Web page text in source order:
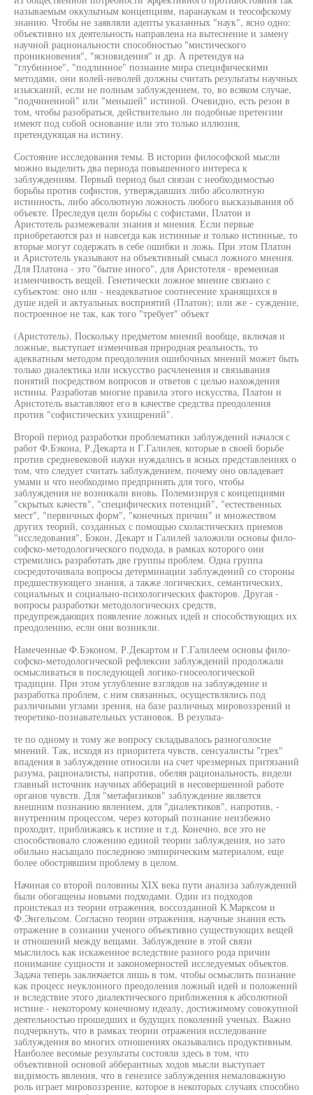
называемым оккультным концепциям, паранаукам и теософскому
знанию. Чтобы не заявляли адепты указанных "наук", ясно одно:
объективно их деятельность направлена на вытеснение и замену
научной рациональности способностью "мистического
проникновения", "ясновидения" и др. А претендуя на
"глубинное", "подлинное" познание мира специфическими
методами, они волей-неволей должны считать результаты научных
изысканий, если не полным заблуждением, то, во всяком случае,
"подчиненной" или "меньшей" истиной. Очевидно, есть резон в
том, чтобы разобраться, действительно ли подобные претензии
имеют под собой основание или это только иллюзия,
претендующая на истину.
Состояние исследования темы. В истории философской мысли
можно выделить два периода повышенного интереса к
заблуждениям. Первый период был связан с необходимостью
борьбы против софистов, утверждавших либо абсолютную
истинность, либо абсолютную ложность любого высказывания об
объекте. Преследуя цели борьбы с софистами, Платон и
Аристотель размежевали знания и мнения. Если первые
приобретаются раз и навсегда как истинные и только истинные, то
вторые могут содержать в себе ошибки и ложь. При этом Платон
и Аристотель указывают на объективный смысл ложного мнения.
Для Платона - это "бытие иного", для Аристотеля - временная
изменчивость вещей. Генетически ложное мнение связано с
субъектом: оно или - неадекватное соотнесение хранящихся в
душе идей и актуальных восприятий (Платон); или же - суждение,
построенное не так, как того "требует" объект
(Аристотель). Поскольку предметом мнений вообще, включая и
ложные, выступает изменчивая природная реальность, то
адекватным методом преодоления ошибочных мнений может быть
только диалектика или искусство расчленения и связывания
понятий посредством вопросов и ответов с целью нахождения
истины. Разработав многие правила этого искусства, Платон и
Аристотель выставляют его в качестве средства преодоления
против "софистических ухищрений".
Второй период разработки проблематики заблуждений начался с
работ Ф.Бэкона, Р.Декарта и Г.Галилея, которые в своей борьбе
против средневековой науки нуждались в ясных представлениях о
том, что следует считать заблуждением, почему оно овладевает
умами и что необходимо предпринять для того, чтобы
заблуждения не возникали вновь. Полемизируя с концепциями
"скрытых качеств", "специфических потенций", "естественных
мест", "первичных форм", "конечных причин" и множеством
других теорий, созданных с помощью схоластических приемов
"исследования", Бэкон, Декарт и Галилей заложили основы фило-
софско-методологического подхода, в рамках которого они
стремились разработать две группы проблем. Одна группа
сосредоточивала вопросы детерминации заблуждений со стороны
предшествующего знания, а также логических, семантических,
социальных и социально-психологических факторов. Другая -
вопросы разработки методологических средств,
предупреждающих появление ложных идей и способствующих их
преодолению, если они возникли.
Намеченные Ф.Бэконом, Р.Декартом и Г.Галилеем основы фило-
софско-методологической рефлексии заблуждений продолжали
осмысливаться в последующей логико-гносеологической
традиции. При этом углубление взглядов на заблуждение и
разработка проблем, с ним связанных, осуществлялись под
различными углами зрения, на базе различных мировоззрений и
теоретико-познавательных установок. В результа-
те по одному и тому же вопросу складывалось разноголосие
мнений. Так, исходя из приоритета чувств, сенсуалисты "грех"
впадения в заблуждение относили на счет чрезмерных притязаний
разума, рационалисты, напротив, обеляя рациональность, видели
главный источник научных аббераций в несовершенной работе
органов чувств. Для "метафизиков" заблуждение является
внешним познанию явлением, для "диалектиков", напротив, -
внутренним процессом, через который познание неизбежно
проходит, приближаясь к истине и т.д. Конечно, все это не
способствовало сложению единой теории заблуждения, но зато
обильно насыщало последнюю эмпирическим материалом, еще
более обострявшим проблему в целом.
Начиная со второй половины XIX века пути анализа заблуждений
были обогащены новыми подходами. Один из подходов
проистекал из теории отражения, воссозданной К.Марксом и
Ф.Энгельсом. Согласно теории отражения, научные знания есть
отражение в сознании ученого объективно существующих вещей
и отношений между вещами. Заблуждение в этой связи
мыслилось как искаженное вследствие разного рода причин
понимание сущности и закономерностей исследуемых объектов.
Задача теперь заключается лишь в том, чтобы осмыслить познание
как процесс неуклонного преодоления ложный идей и положений
и вследствие этого диалектического приближения к абсолютной
истине - некоторому конечному идеалу, достижимому совокупной
деятельностью прошедших и будущих поколений ученых. Важно
подчеркнуть, что в рамках теории отражения исследование
заблуждения во многих отношениях оказывались продуктивным.
Наиболее весомые результаты состояли здесь в том, что
объективной основой абберантных ходов мысли выступает
видимость явления, что в генезисе заблуждения немаловажную
роль играет мировоззрение, которое в некоторых случаях способно